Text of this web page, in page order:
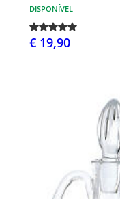
DISPONÍVEL
€ 19,90